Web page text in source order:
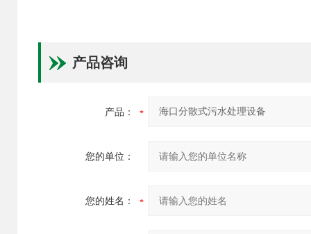
产品咨询
产品：
您的单位：
您的姓名：